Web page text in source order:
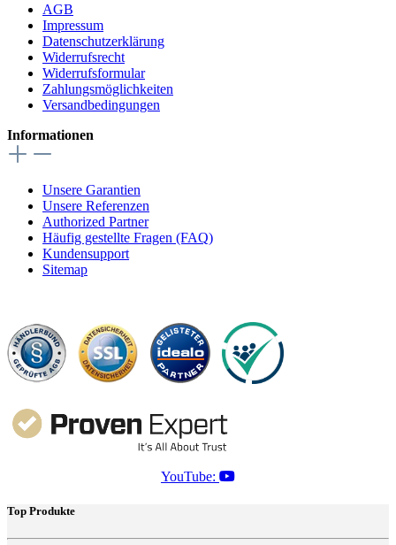
AGB
Impressum
Datenschutzerklärung
Widerrufsrecht
Widerrufsformular
Zahlungsmöglichkeiten
Versandbedingungen
Informationen
Unsere Garantien
Unsere Referenzen
Authorized Partner
Häufig gestellte Fragen (FAQ)
Kundensupport
Sitemap
YouTube:
Top Produkte